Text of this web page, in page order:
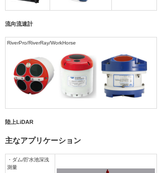
流向流速計
RiverPro/RiverRay/WorkHorse
陸上LiDAR
主なアプリケーション
・ダム/貯水池深浅
測量